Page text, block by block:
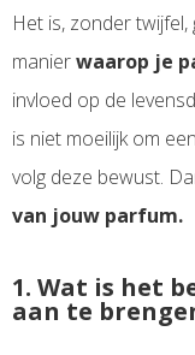
Het is, zonder
manierwaarop je
invloed op de
is niet moeilijk om
volg deze bewust.
van jouw parfum.
1. Wat is het
aan te